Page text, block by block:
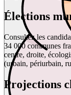
Élections
Consultez les
34 000 communes
centre, droite,
(urbain, périurbain,
Projections